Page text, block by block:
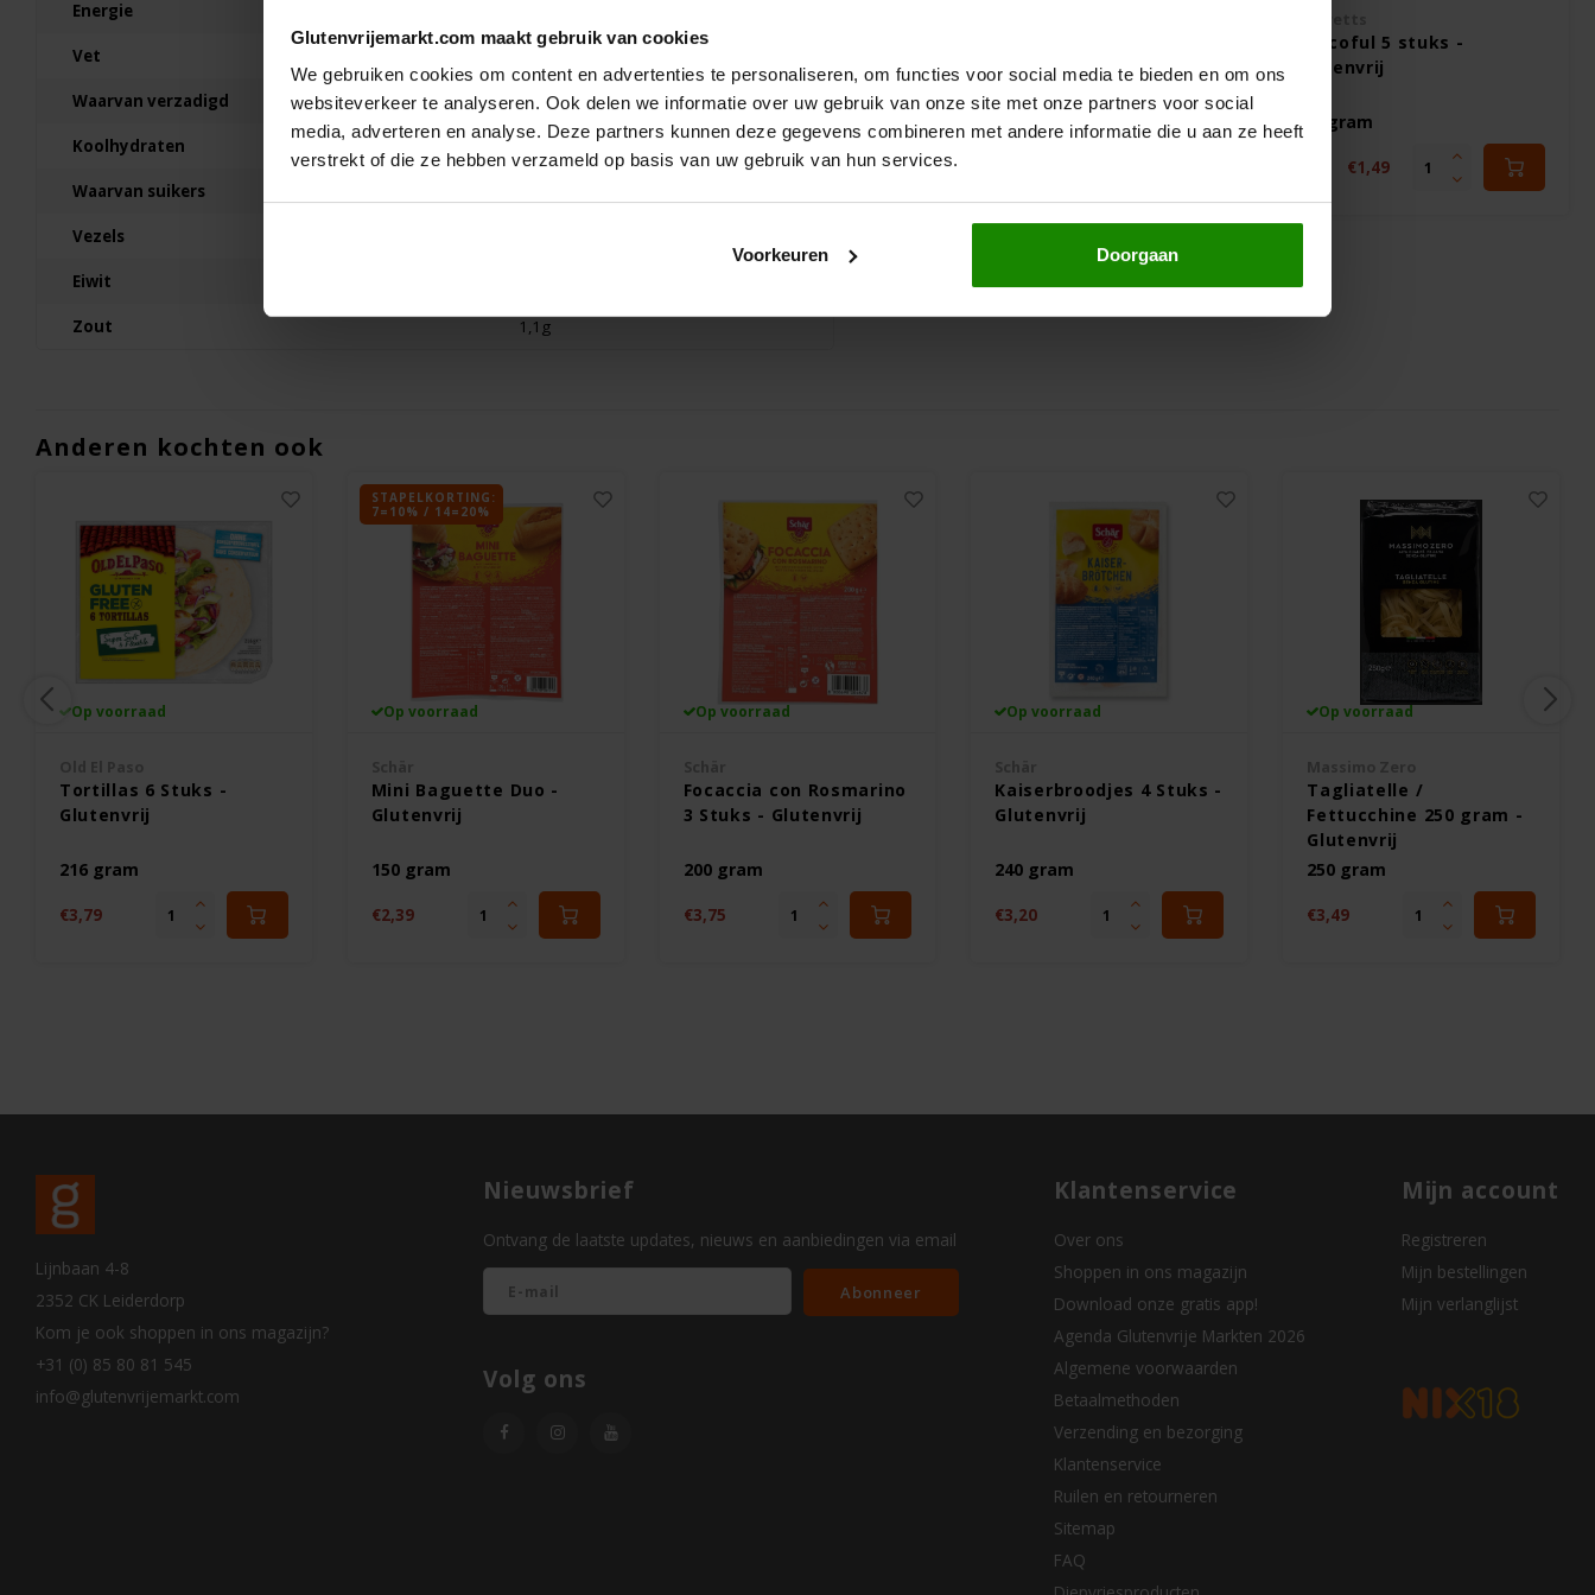
Glutenvrijemarkt.com maakt gebruik van cookies
We gebruiken cookies om content en advertenties te personaliseren, om functies voor social media te bieden en om ons
websiteverkeer te analyseren. Ook delen we informatie over uw gebruik van onze site met onze partners voor social
media, adverteren en analyse. Deze partners kunnen deze gegevens combineren met andere informatie die u aan ze heeft
verstrekt of die ze hebben verzameld op basis van uw gebruik van hun services.
Voorkeuren Doorgaan
Energie
Vet
Waarvan verzadigd 1,2g
Koolhydraten
Waarvan suikers
Vezels
Eiwit
Zout 1,1g
Viennese Fingers -
Glutenvrij
120 gram
€2,99 €1,49
Chocolade Kleurstof Blauw
10ml - Glutenvrij
0 gram
€2,49
- Glutenvrij
350 gram
Chocoful 5 stuks -
Glutenvrij
100 gram
€1,49
Anderen kochten ook
Op voorraad
Tortillas 6 Stuks -
Glutenvrij
216 gram
€3,79
STAPELKORTING:
7=10% / 14=20%
Op voorraad
Mini Baguette Duo -
Glutenvrij
150 gram
€2,39
Op voorraad
Focaccia con Rosmarino
3 Stuks - Glutenvrij
200 gram
€3,75
Op voorraad
Kaiserbroodjes 4 Stuks -
Glutenvrij
240 gram
€3,20
Op voorraad
Tagliatelle /
Fettucchine 250 gram -
Glutenvrij
250 gram
€3,49
Lijnbaan 4-8
2352 CK Leiderdorp
Kom je ook shoppen in ons magazijn?
+31 (0) 85 80 81 545
info@glutenvrijemarkt.com
Nieuwsbrief
Ontvang de laatste updates, nieuws en aanbiedingen via email
Abonneer
Volg ons
Klantenservice
Over ons
Shoppen in ons magazijn
Download onze gratis app!
Agenda Glutenvrije Markten 2026
Algemene voorwaarden
Betaalmethoden
Verzending en bezorging
Klantenservice
Ruilen en retourneren
Sitemap
FAQ
Mijn account
Registreren
Mijn bestellingen
Mijn verlanglijst